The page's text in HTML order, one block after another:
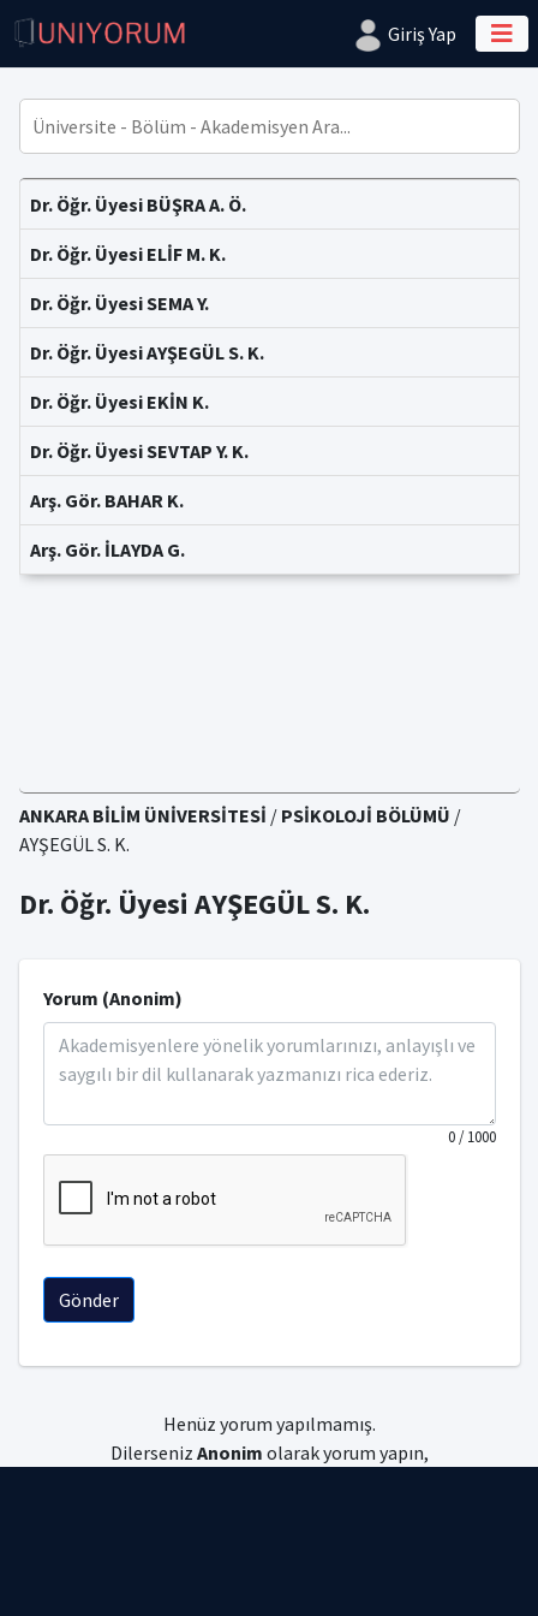
Giriş Yap
Dr. Öğr. Üyesi BÜŞRA A. Ö.
Dr. Öğr. Üyesi ELİF M. K.
Dr. Öğr. Üyesi SEMA Y.
Dr. Öğr. Üyesi AYŞEGÜL S. K.
Dr. Öğr. Üyesi EKİN K.
Dr. Öğr. Üyesi SEVTAP Y. K.
Arş. Gör. BAHAR K.
Arş. Gör. İLAYDA G.
ANKARA BİLİM ÜNİVERSİTESİ / PSİKOLOJİ BÖLÜMÜ /
AYŞEGÜL S. K.
Dr. Öğr. Üyesi AYŞEGÜL S. K.
Yorum (Anonim)
0/ 1000
Gönder
Henüz yorum yapılmamış.
Dilerseniz Anonim olarak yorum yapın,